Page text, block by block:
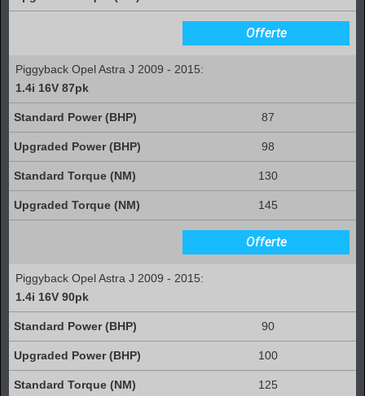
Offerte
Piggyback Opel Astra J 2009 - 2015:
1.4i 16V 87pk
87
98
130
145
Offerte
Piggyback Opel Astra J 2009 - 2015:
1.4i 16V 90pk
90
100
125